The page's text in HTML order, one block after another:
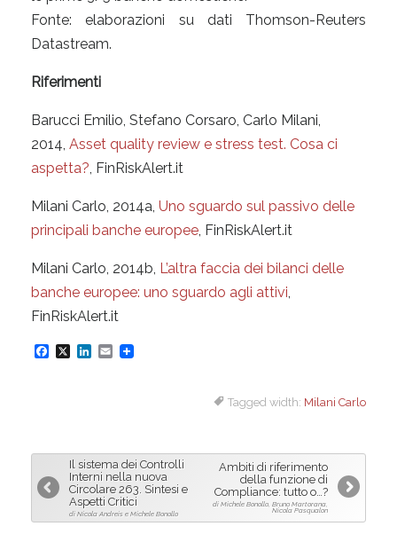
Fonte: elaborazioni su dati Thomson-Reuters
Datastream.
Riferimenti
Barucci Emilio, Stefano Corsaro, Carlo Milani,
2014, Asset quality review e stress test. Cosa ci
aspetta? , FinRiskAlert.it
Milani Carlo, 2014a, Uno sguardo sul passivo delle
principali banche europee , FinRiskAlert.it
Milani Carlo, 2014b, L’altra faccia dei bilanci delle
banche europee: uno sguardo agli attivi
FinRiskAlert.it
F
b
o
o
k
X
L
e
d
I
n
E
l
Tagged width: Milani Carlo
Il sistema dei Controlli
Interni nella nuova
Circolare 263. Sintesi e
Aspetti Critici
di Nicola Andreis e Michele Bonollo
Ambiti di riferimento
della funzione di
Compliance: tutto o…?
di Michele Bonollo, Bruno Martorana,
Nicola Pasqualon